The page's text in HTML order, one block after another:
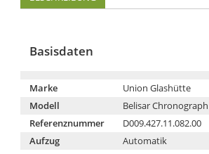
Basisdaten
Marke
Union Glashütte
Modell
Belisar Chronograph
Referenznummer
D009.427.11.082.00
Aufzug
Automatik